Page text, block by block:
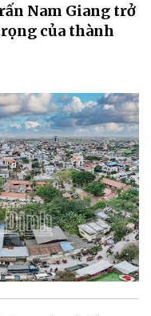
Nam Giang trở
của thành